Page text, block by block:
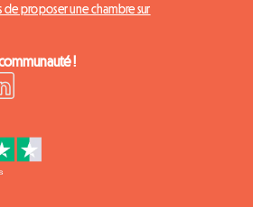
de proposer une chambre sur
!